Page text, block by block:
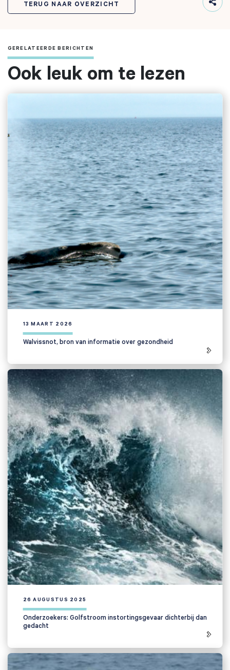
Zoeken naar

Anderen zochten ook
TERUG NAAR OVERZICHT
GERELATEERDE BERICHTEN
Ook leuk om te lezen
13 MAART 2026
Walvissnot, bron van informatie over gezondheid
26 AUGUSTUS 2025
Onderzoekers: Golfstroom instortingsgevaar dichterbij dan
gedacht